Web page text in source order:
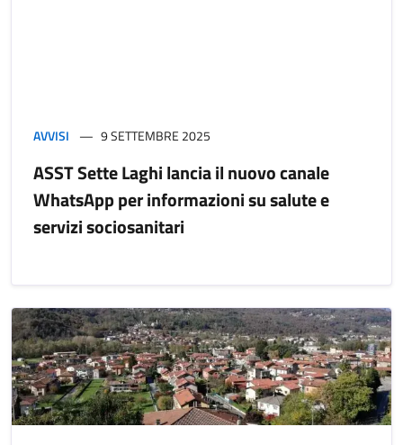
AVVISI 9 SETTEMBRE 2025
ASST Sette Laghi lancia il nuovo canale
WhatsApp per informazioni su salute e
servizi sociosanitari